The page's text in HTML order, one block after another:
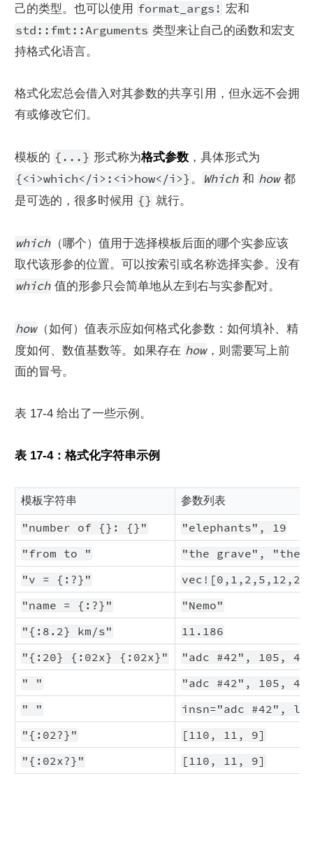
己的类型。也可以使用 format_args!
std::fmt::Arguments 类型来让自己的函数和宏支
持格式化语言。
格式化宏总会借入对其参数的共享引用，但永远不会拥
有或修改它们。
模板的 {...} 形式称为格式参数
{<i>which</i>:<i>how</i>}。 Which 和 how 都
是可选的，很多时候用 {} 就行。
which （哪个）值用于选择模板后面的哪个实参应该
which 值的形参只会简单地从左到右与实参配对。
how（如何）值表示应如何格式化参数：如何填补、精
度如何、数值基数等。如果存在 how，则需要写上前
面的冒号。
表 17-4 给出了一些示例。
表 17-4：格式化字符串示例
模板字符串 参数列表
"number of {}: {}"
"elephants", 19
"from to "
"the grave", "the
"v = {:?}"
"name = {:?}"
"Nemo"
"{:8.2} km/s"
11.186
"{:20} {:02x} {:02x}"
"adc #42", 105, 42
" "
"adc #42", 105, 42
" "
insn="adc #42",
"{:02?}"
[110, 11, 9]
"{:02x?}"
[110, 11, 9]